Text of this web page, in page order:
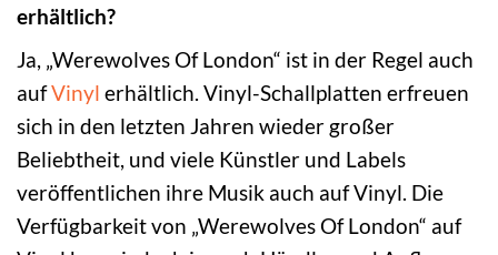
erhältlich?
Ja, „Werewolves Of London“ ist in der Regel auch
aufVinyl erhältlich. Vinyl-Schallplatten erfreuen
sich in den letzten Jahren wieder großer
Beliebtheit, und viele Künstler und Labels
veröffentlichen ihre Musik auch auf Vinyl. Die
Verfügbarkeit von „Werewolves Of London“ auf